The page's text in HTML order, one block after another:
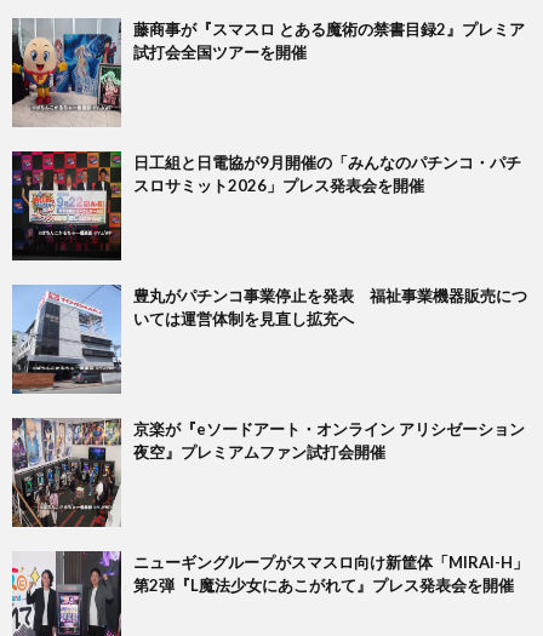
藤商事が『スマスロ とある魔術の禁書目録2』プレミア
試打会全国ツアーを開催
日工組と日電協が9月開催の「みんなのパチンコ・パチ
スロサミット2026」プレス発表会を開催
豊丸がパチンコ事業停止を発表 福祉事業機器販売につ
いては運営体制を見直し拡充へ
京楽が『eソードアート・オンライン アリシゼーション
夜空』プレミアムファン試打会開催
ニューギングループがスマスロ向け新筐体「MIRAI-H」
第2弾『L魔法少女にあこがれて』プレス発表会を開催